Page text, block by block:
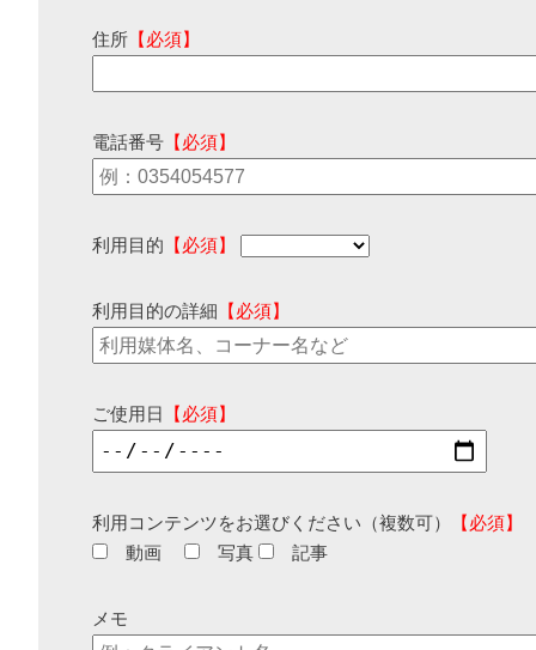
住所 【必須】
電話番号 【必須】
利用目的 【必須】
利用目的の詳細 【必須】
ご使用日 【必須】
利用コンテンツをお選びください（複数可）
【必須】
動画
写真 記事
メモ